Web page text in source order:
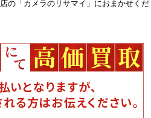
の「カメラのリサマイ」におまかせくだ